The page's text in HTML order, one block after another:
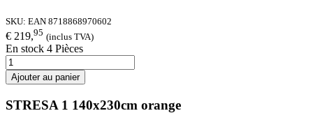
SKU: EAN 8718868970602
€ 219,95 (inclus TVA)
En stock 4 Pièces
Ajouter au panier
STRESA 1 140x230cm orange